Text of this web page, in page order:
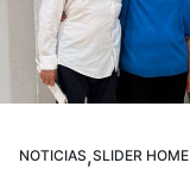
NOTICIAS,SLIDER HOME